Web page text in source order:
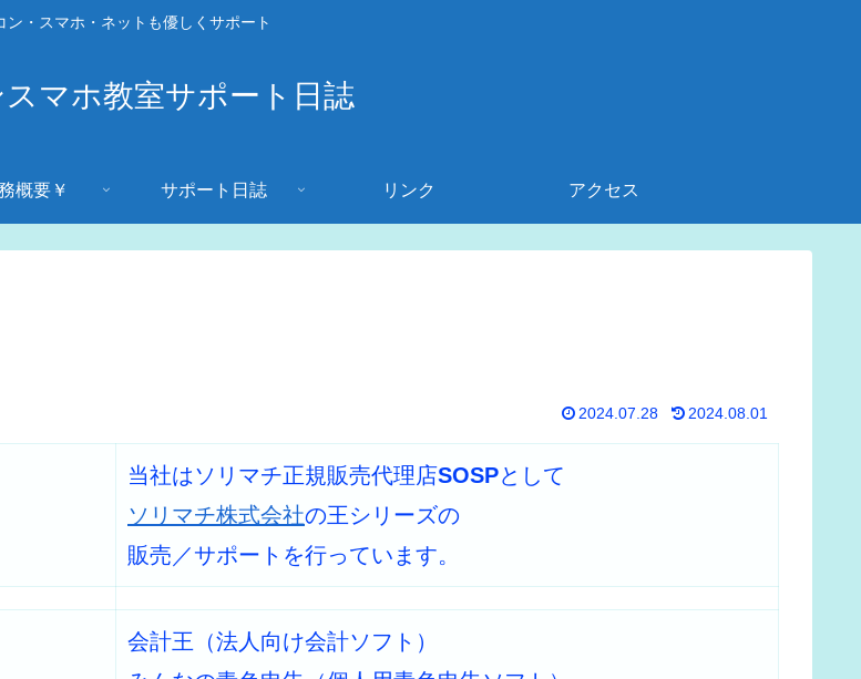
ン・スマホ・ネットも優しくサポート
マホ教室サポート日誌
概要￥ サポート日誌 リンク アクセス
2024.07.28 2024.08.01
当社はソリマチ正規販売代理店SOSPとして
ソリマチ株式会社の王シリーズの
販売／サポートを行っています。
会計王（法人向け会計ソフト）